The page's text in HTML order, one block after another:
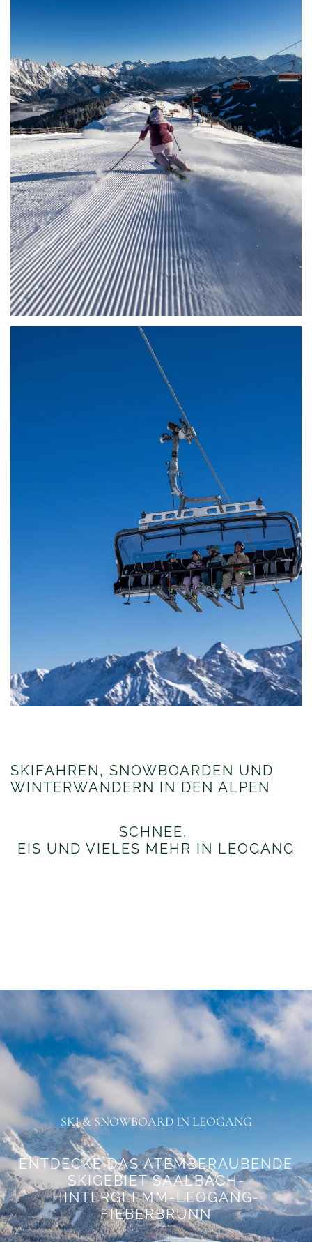
SKIFAHREN, SNOWBOARDEN UND
WINTERWANDERN IN DEN ALPEN
SCHNEE,
EIS UND VIELES MEHR IN LEOGANG
SKI & SNOWBOARD IN LEOGANG
ENTDECKE DAS ATEMBERAUBENDE
SKIGEBIET SAALBACH-
HINTERGLEMM-LEOGANG-
FIEBERBRUNN